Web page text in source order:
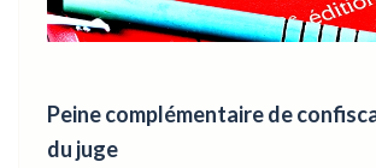
Peine complémentaire de
du juge